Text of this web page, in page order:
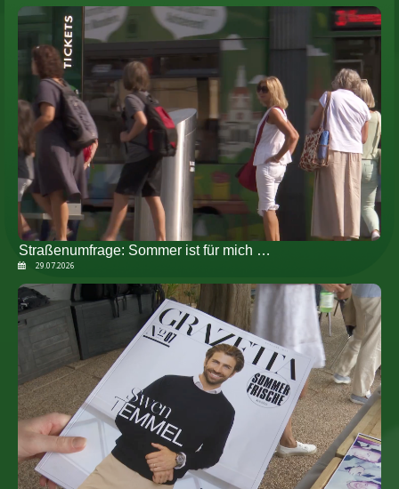
Straßenumfrage: Sommer ist für mich …
29.07.2026